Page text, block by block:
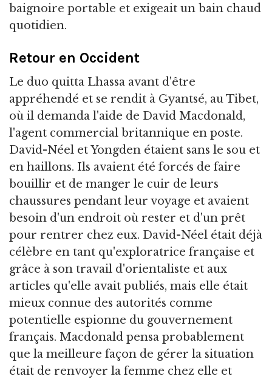
baignoire portable et exigeait un bain chaud
quotidien.
Retour en Occident
Le duo quitta Lhassa avant d'être
appréhendé et se rendit à Gyantsé, au Tibet,
où il demanda l'aide de David Macdonald,
l'agent commercial britannique en poste.
David-Néel et Yongden étaient sans le sou et
en haillons. Ils avaient été forcés de faire
bouillir et de manger le cuir de leurs
chaussures pendant leur voyage et avaient
besoin d'un endroit où rester et d'un prêt
pour rentrer chez eux. David-Néel était déjà
célèbre en tant qu'exploratrice française et
grâce à son travail d'orientaliste et aux
articles qu'elle avait publiés, mais elle était
mieux connue des autorités comme
potentielle espionne du gouvernement
français. Macdonald pensa probablement
que la meilleure façon de gérer la situation
était de renvoyer la femme chez elle et